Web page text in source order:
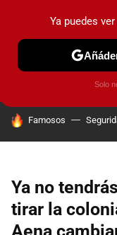
PRUEBAS
HOY SE HABLA DE
Famosos
Ya no
tirar la
Ya puedes
Solo